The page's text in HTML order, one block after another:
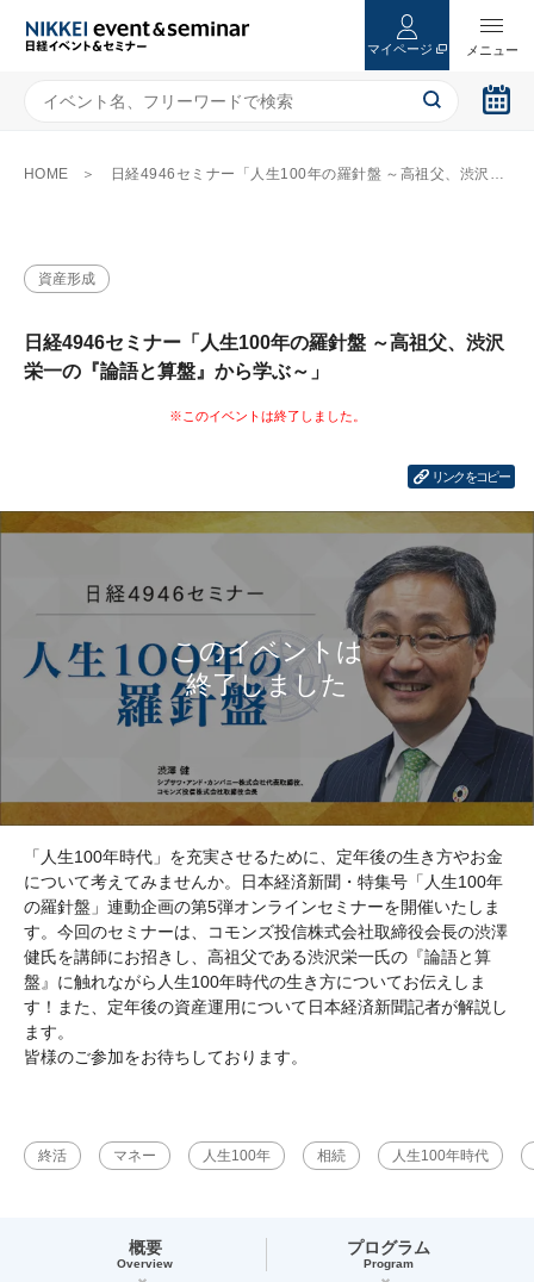
マイページ
HOME 日経4946セミナー「人生100年の羅針盤 ～高祖父、渋沢栄一の『論語と算盤』から学ぶ～」
資産形成
日経4946セミナー「人生100年の羅針盤 ～高祖父、渋沢
栄一の『論語と算盤』から学ぶ～」
リンクをコピー
「人生100年時代」を充実させるために、定年後の生き方やお金
について考えてみませんか。日本経済新聞・特集号「人生100年
の羅針盤」連動企画の第5弾オンラインセミナーを開催いたしま
す。今回のセミナーは、コモンズ投信株式会社取締役会長の渋澤
健氏を講師にお招きし、高祖父である渋沢栄一氏の『論語と算
盤』に触れながら人生100年時代の生き方についてお伝えしま
す！また、定年後の資産運用について日本経済新聞記者が解説し
ます。
皆様のご参加をお待ちしております。
終活 マネー 人生100年 相続 人生100年時代
概要
Overview
プログラム
Program